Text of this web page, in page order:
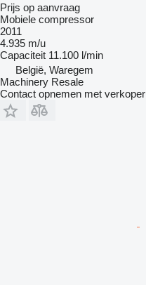
Prijs op aanvraag
Mobiele compressor
2011
4.935 m/u
Capaciteit 11.100 l/min
België, Waregem
Machinery Resale
Contact opnemen met verkoper